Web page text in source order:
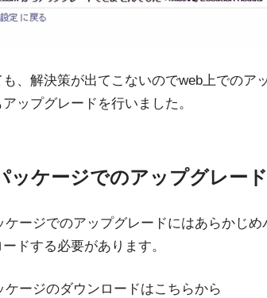
、解決策が出てこないのでweb上でのア
ップグレードを行いました。
ッケージでのアップグレード
ケージでのアップグレードにはあらかじめ
ドする必要があります。
ケージのダウンロードはこちらから